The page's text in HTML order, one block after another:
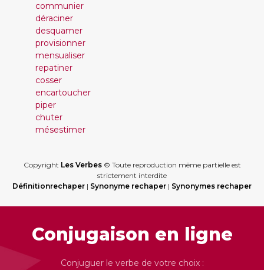
communier
déraciner
desquamer
provisionner
mensualiser
repatiner
cosser
encartoucher
piper
chuter
mésestimer
Copyright Les Verbes© Toute reproduction même partielle est
strictement interdite
Définitionrechaper | Synonyme rechaper | Synonymes rechaper
Conjugaison en ligne
Conjuguer le verbe de votre choix :